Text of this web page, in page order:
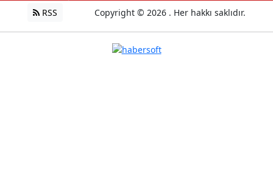
RSS Copyright © 2026 . Her hakkı saklıdır.